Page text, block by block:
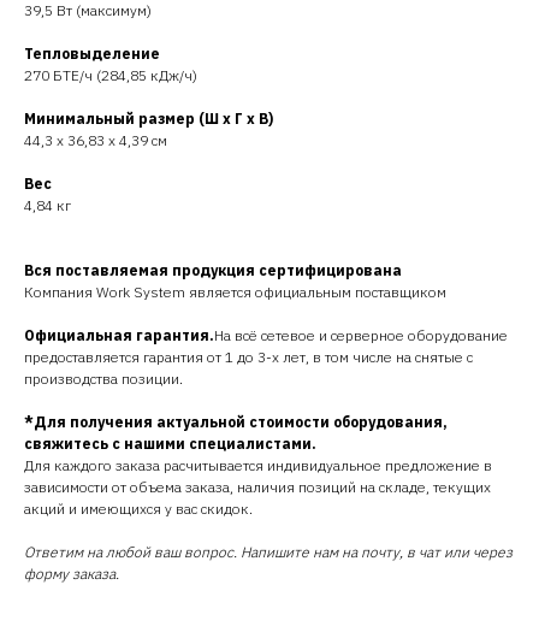
39,5 Вт (максимум)
Тепловыделение
270 БТЕ/ч (284,85 кДж/ч)
Минимальный размер (Ш x Г x В)
44,3 x 36,83 x 4,39 см
Вес
4,84 кг
Вся поставляемая продукция сертифицирована
Компания Work System является официальным поставщиком
Официальная гарантия.На всё сетевое и серверное оборудование
предоставляется гарантия от 1 до 3-х лет, в том числе на снятые с
производства позиции.
*Для получения актуальной стоимости оборудования,
свяжитесь с нашими специалистами.
Для каждого заказа расчитывается индивидуальное предложение в
зависимости от объема заказа, наличия позиций на складе, текущих
акций и имеющихся у вас скидок.
Ответим на любой ваш вопрос. Напишите нам на почту, в чат или через
форму заказа.